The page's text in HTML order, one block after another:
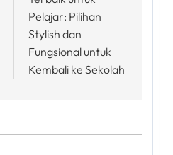
Pelajar: Pilihan
Stylish dan
Fungsional untuk
Kembali ke Sekolah